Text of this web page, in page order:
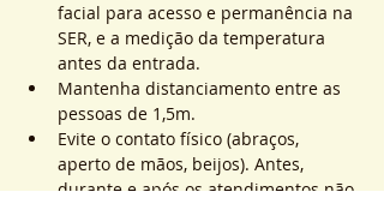
facial para acesso e permanência na
SER, e a medição da temperatura
antes da entrada.
Mantenha distanciamento entre as
pessoas de 1,5m.
Evite o contato físico (abraços,
aperto de mãos, beijos). Antes,
durante e após os atendimentos não